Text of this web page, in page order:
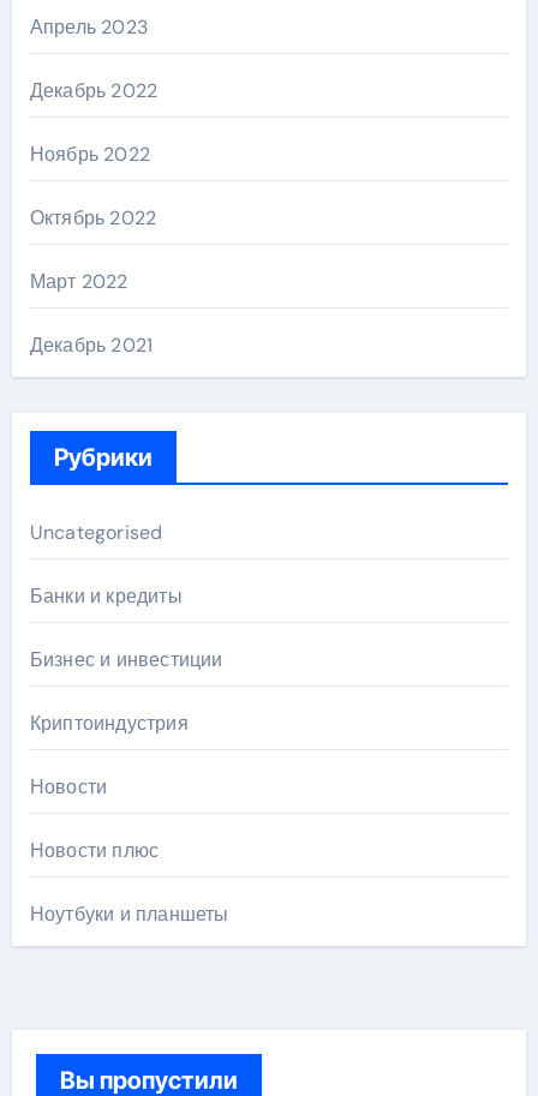
Апрель 2023
Декабрь 2022
Ноябрь 2022
Октябрь 2022
Март 2022
Декабрь 2021
Рубрики
Uncategorised
Банки и кредиты
Бизнес и инвестиции
Криптоиндустрия
Новости
Новости плюс
Ноутбуки и планшеты
Вы пропустили